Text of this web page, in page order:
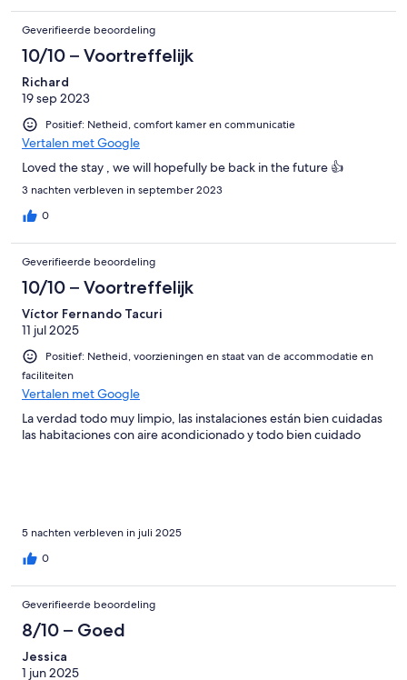
Geverifieerde beoordeling
10/10 – Voortreffelijk
Richard
19 sep 2023
Positief: Netheid, comfort kamer en communicatie
Vertalen met Google
Loved the stay , we will hopefully be back in the future 👍
3 nachten verbleven in september 2023
0
Geverifieerde beoordeling
10/10 – Voortreffelijk
Víctor Fernando Tacuri
11 jul 2025
Positief: Netheid, voorzieningen en staat van de accommodatie en
faciliteiten
Vertalen met Google
La verdad todo muy limpio, las instalaciones están bien cuidadas
las habitaciones con aire acondicionado y todo bien cuidado
5 nachten verbleven in juli 2025
0
Geverifieerde beoordeling
8/10 – Goed
Jessica
1 jun 2025